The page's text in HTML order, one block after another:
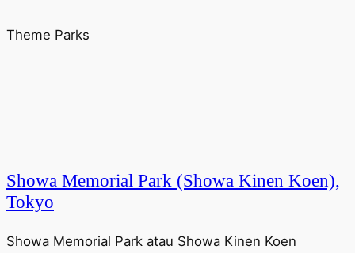
Theme Parks
Showa Memorial Park (Showa Kinen Koen),
Tokyo
Showa Memorial Park atau Showa Kinen Koen